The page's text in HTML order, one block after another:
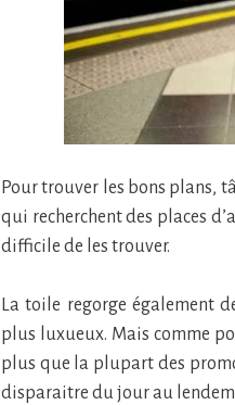
Pour trouver les bons plans,
qui recherchent des places
difficile de les trouver.
La toile regorge également
plus luxueux. Mais comme
plus que la plupart des
disparaitre du jour au